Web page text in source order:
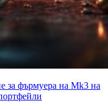
за фърмуера на Mk3 на